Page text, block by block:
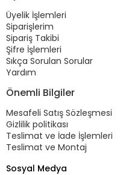
Üyelik İşlemleri
Siparişlerim
Sipariş Takibi
Şifre İşlemleri
Sıkça Sorulan Sorular
Yardım
Önemli Bilgiler
Mesafeli Satış Sözleşmesi
Gizlilik politikası
Teslimat ve İade İşlemleri
Teslimat ve Montaj
Sosyal Medya